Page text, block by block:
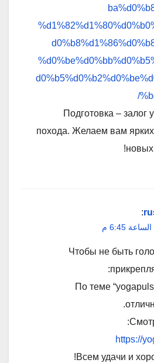
Подготовка –
похода. Желаем вам
:
Чтобы не быть
По теме
https://
Всем удачи и